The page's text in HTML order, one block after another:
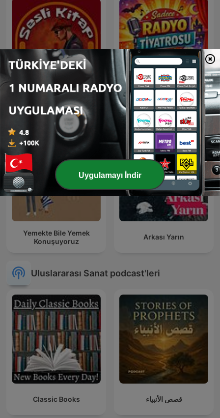
Sesli Kitap Dünyası Sadece Radyo Tiyatrosu
Yemekte Bile Yemek
Konuşuyoruz
Arkası Yarın
Uluslararası Sanat podcast'leri
Classic Books قصص الأنبياء
Uygulamayı İndir